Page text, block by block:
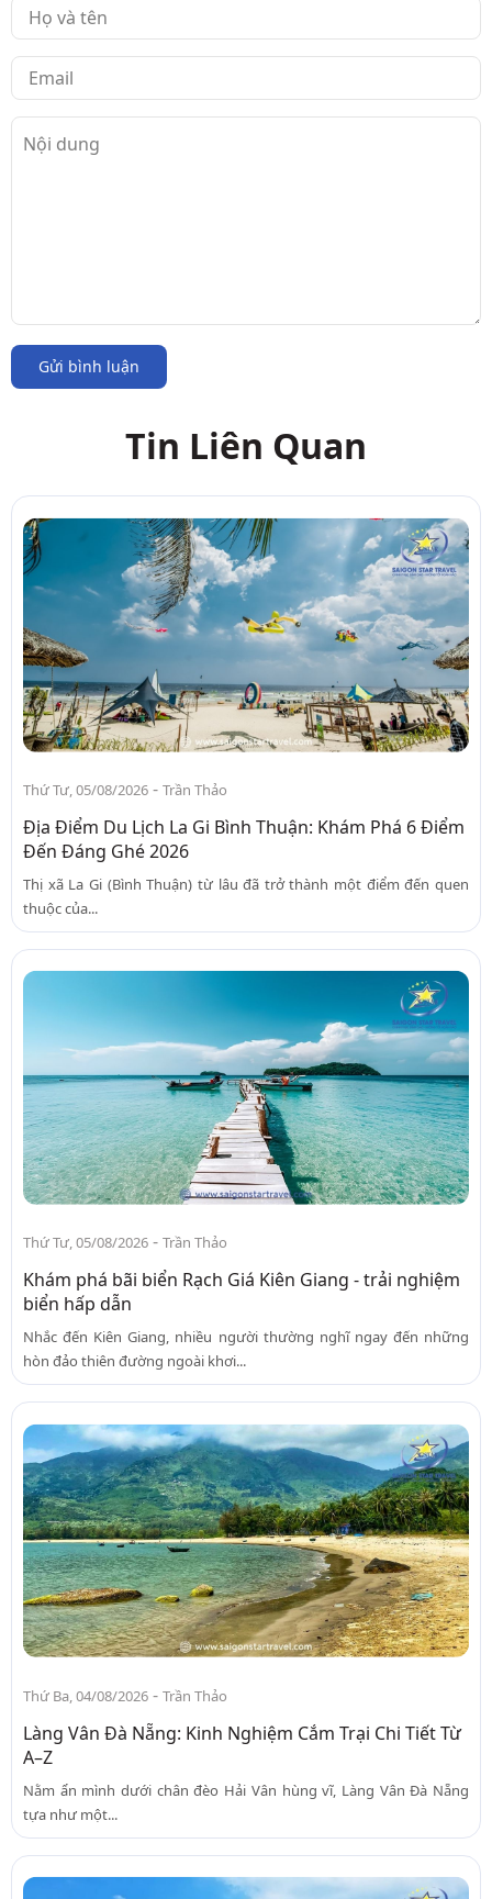
Gửi bình luận
Tin Liên Quan
Thứ Tư, 05/08/2026 - Trần Thảo
Địa Điểm Du Lịch La Gi Bình Thuận: Khám Phá 6 Điểm
Đến Đáng Ghé 2026
Thị xã La Gi (Bình Thuận) từ lâu đã trở thành một điểm đến quen
thuộc của...
Thứ Tư, 05/08/2026 - Trần Thảo
Khám phá bãi biển Rạch Giá Kiên Giang - trải nghiệm
biển hấp dẫn
Nhắc đến Kiên Giang, nhiều người thường nghĩ ngay đến những
hòn đảo thiên đường ngoài khơi...
Thứ Ba, 04/08/2026 - Trần Thảo
Làng Vân Đà Nẵng: Kinh Nghiệm Cắm Trại Chi Tiết Từ
A–Z
Nằm ẩn mình dưới chân đèo Hải Vân hùng vĩ, Làng Vân Đà Nẵng
tựa như một...